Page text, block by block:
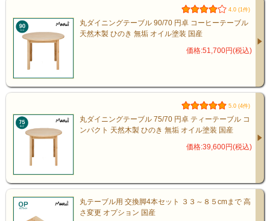
✔ 美しい木目
天然木の温もりが
毎日の暮らしを心地よくします。
4.0 (1件)
丸ダイニングテーブル 90/70 円卓 コーヒーテーブル
天然木製 ひのき 無垢 オイル塗装 国産
価格:51,700円(税込)
5.0 (4件)
丸ダイニングテーブル 75/70 円卓 ティーテーブル コ
ンパクト 天然木製 ひのき 無垢 オイル塗装 国産
価格:39,600円(税込)
丸テーブル用 交換脚4本セット ３３～８５cmまで 高
さ変更 オプション 国産